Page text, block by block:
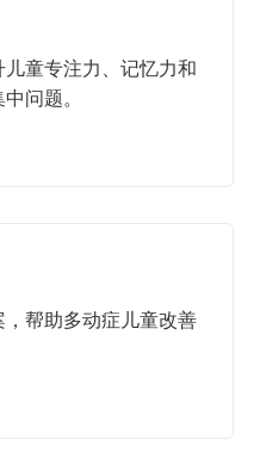
童专注力、记忆力和
问题。
帮助多动症儿童改善